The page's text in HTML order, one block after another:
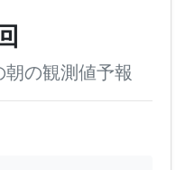
朝の観測値予報